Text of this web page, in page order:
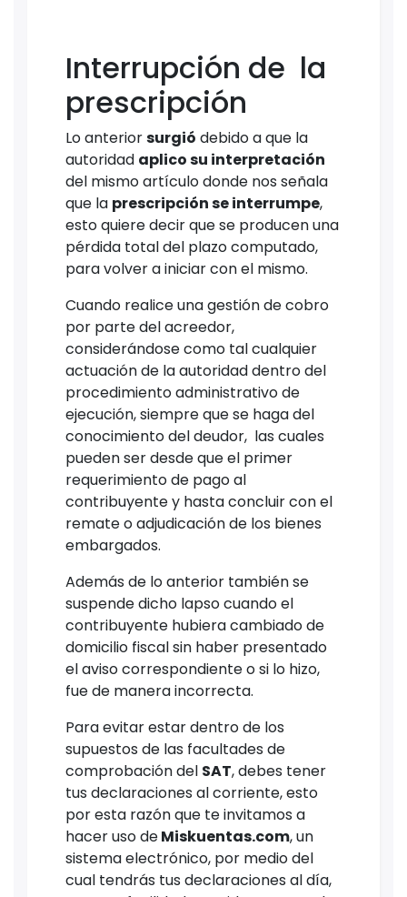
Interrupción de la
prescripción
Lo anteriorsurgió debido a que la
autoridad aplico su interpretación
del mismo artículo donde nos señala
que la prescripción se interrumpe,
esto quiere decir que se producen una
pérdida total del plazo computado,
para volver a iniciar con el mismo.
Cuando realice una gestión de cobro
por parte del acreedor,
considerándose como tal cualquier
actuación de la autoridad dentro del
procedimiento administrativo de
ejecución, siempre que se haga del
conocimiento del deudor, las cuales
pueden ser desde que el primer
requerimiento de pago al
contribuyente y hasta concluir con el
remate o adjudicación de los bienes
embargados.
Además de lo anterior también se
suspende dicho lapso cuando el
contribuyente hubiera cambiado de
domicilio fiscal sin haber presentado
el aviso correspondiente o si lo hizo,
fue de manera incorrecta.
Para evitar estar dentro de los
supuestos de las facultades de
comprobación del SAT, debes tener
tus declaraciones al corriente, esto
por esta razón que te invitamos a
hacer uso deMiskuentas.com, un
sistema electrónico, por medio del
cual tendrás tus declaraciones al día,